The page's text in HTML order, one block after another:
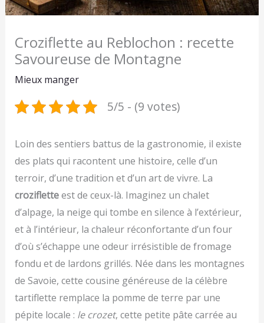
Croziflette au Reblochon : recette
Savoureuse de Montagne
Mieux manger
5/5 - (9 votes)
Loin des sentiers battus de la gastronomie, il existe
des plats qui racontent une histoire, celle d’un
terroir, d’une tradition et d’un art de vivre. La
crozifletteest de ceux-là. Imaginez un chalet
d’alpage, la neige qui tombe en silence à l’extérieur,
et à l’intérieur, la chaleur réconfortante d’un four
d’où s’échappe une odeur irrésistible de fromage
fondu et de lardons grillés. Née dans les montagnes
de Savoie, cette cousine généreuse de la célèbre
tartiflette remplace la pomme de terre par une
pépite locale : le crozet, cette petite pâte carrée au